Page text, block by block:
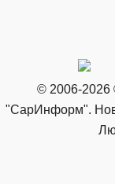
© 2006-
"СарИнформ".